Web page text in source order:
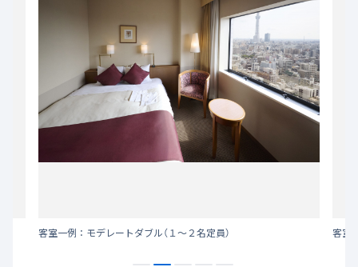
客室一例：モデレートダブル（１～２名定員） 客室